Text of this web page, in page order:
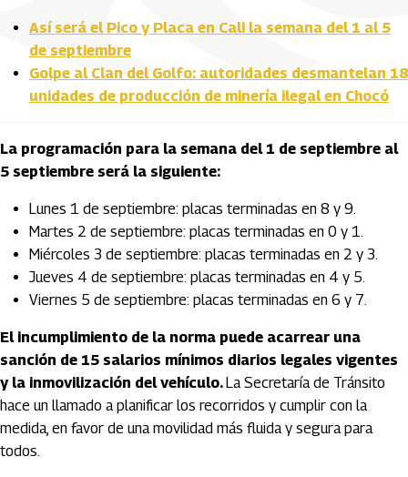
Así será el Pico y Placa en Cali la semana del 1 al 5
de septiembre
Golpe al Clan del Golfo: autoridades desmantelan 18
unidades de producción de minería ilegal en Chocó
La programación para la semana del 1 de septiembre al
5 septiembre será la siguiente:
Lunes 1 de septiembre: placas terminadas en 8 y 9.
Martes 2 de septiembre: placas terminadas en 0 y 1.
Miércoles 3 de septiembre: placas terminadas en 2 y 3.
Jueves 4 de septiembre: placas terminadas en 4 y 5.
Viernes 5 de septiembre: placas terminadas en 6 y 7.
El incumplimiento de la norma puede acarrear una
sanción de 15 salarios mínimos diarios legales vigentes
y la inmovilización del vehículo.La Secretaría de Tránsito
hace un llamado a planificar los recorridos y cumplir con la
medida, en favor de una movilidad más fluida y segura para
todos.